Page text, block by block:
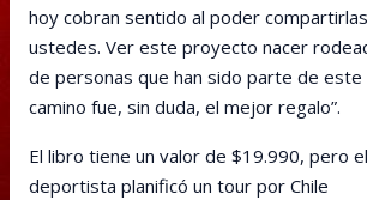
hoy cobran sentido al poder
ustedes. Ver este proyecto nacer
de personas que han sido parte de este
camino fue, sin duda, el mejor regalo”.
El libro tiene un valor de $19.990, pero el
deportista planificó un tour por Chile